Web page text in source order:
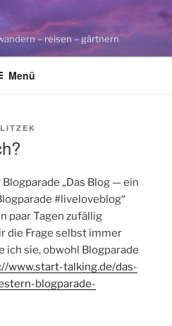
– reisen – gärtnern
Menü
„Das Blog — ein
#liveloveblog“
paar Tagen zufällig
die Frage selbst immer
sie, obwohl Blogparade
www.start-talking.de/das-
blogparade-